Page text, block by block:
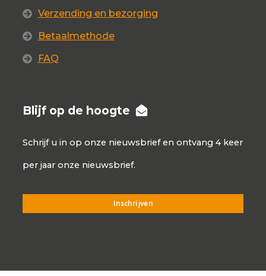
Verzending en bezorging
Betaalmethode
FAQ
Blijf op de hoogte
Schrijf u in op onze nieuwsbrief en ontvang 4 keer
per jaar onze nieuwsbrief.